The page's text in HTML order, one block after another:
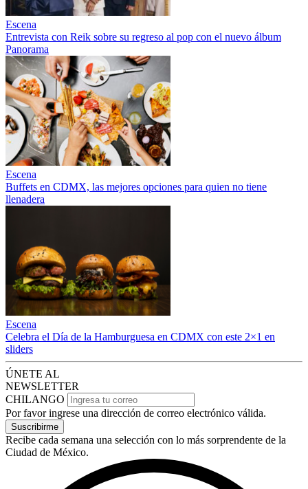
Escena
Entrevista con Reik sobre su regreso al pop con el nuevo álbum
Panorama
Escena
Buffets en CDMX, las mejores opciones para quien no tiene
llenadera
Escena
Celebra el Día de la Hamburguesa en CDMX con este 2×1 en
sliders
ÚNETE AL
NEWSLETTER
CHILANGO
Por favor ingrese una dirección de correo electrónico válida.
Suscribirme
Recibe cada semana una selección con lo más sorprendente de la
Ciudad de México.